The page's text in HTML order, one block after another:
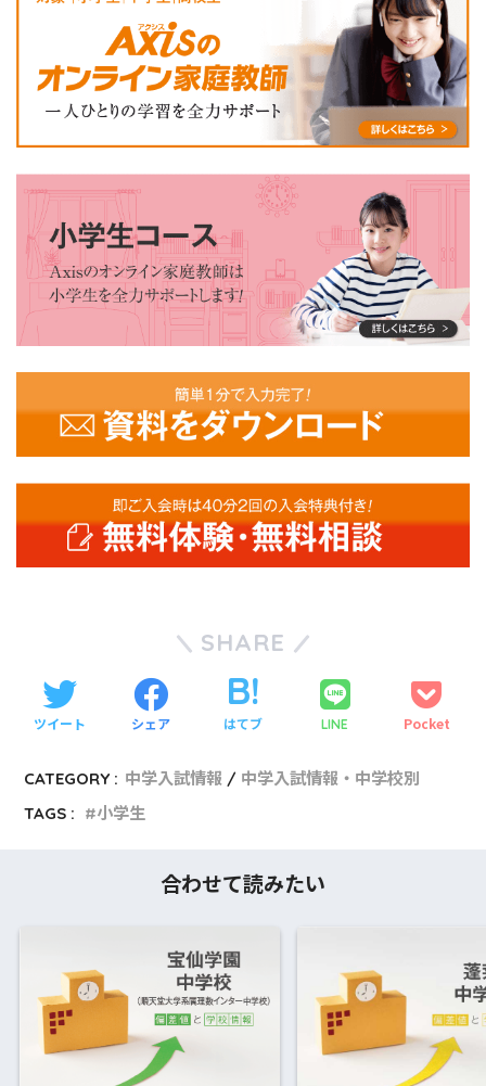
SHARE
ツイート シェア はてブ LINE Pocket
CATEGORY : 中学入試情報
中学入試情報・中学校別
TAGS :
小学生
合わせて読みたい